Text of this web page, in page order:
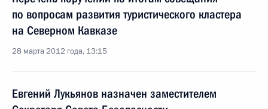
по вопросам развития туристического кластера
на Северном Кавказе
28 марта 2012 года, 13:15
Евгений Лукьянов назначен заместителем